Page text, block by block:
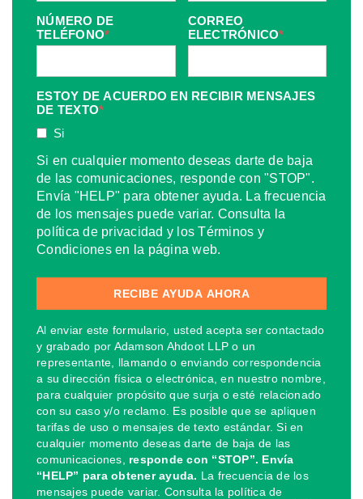
NÚMERO DE
TELÉFONO*
CORREO
ELECTRÓNICO*
ESTOY DE ACUERDO EN RECIBIR MENSAJES
DE TEXTO*
Si
Si en cualquier momento deseas darte de baja
de las comunicaciones, responde con "STOP".
Envía "HELP" para obtener ayuda. La frecuencia
de los mensajes puede variar. Consulta la
política de privacidad y los Términos y
Condiciones en la página web.
Al enviar este formulario, usted acepta ser contactado
y grabado por Adamson Ahdoot LLP o un
representante, llamando o enviando correspondencia
a su dirección física o electrónica, en nuestro nombre,
para cualquier propósito que surja o esté relacionado
con su caso y/o reclamo. Es posible que se apliquen
tarifas de uso o mensajes de texto estándar. Si en
cualquier momento deseas darte de baja de las
comunicaciones, responde con “STOP”. Envía
“HELP” para obtener ayuda. La frecuencia de los
mensajes puede variar. Consulta la política de